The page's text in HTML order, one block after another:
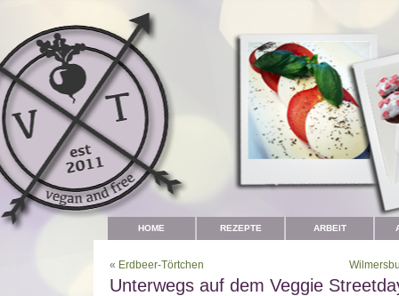
HOME REZEPTE ARBEIT
« Erdbeer-Törtchen
Unterwegs auf dem Veggie